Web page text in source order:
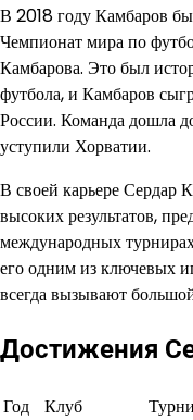
В 2018 году Камбаров
Чемпионат мира по
Камбарова. Это был
футбола, и Камбаров
России. Команда дошла
уступили Хорватии.
В своей карьере Сердар
высоких результатов,
международных
его одним из ключевых
всегда вызывают
Достижения
Год Клуб